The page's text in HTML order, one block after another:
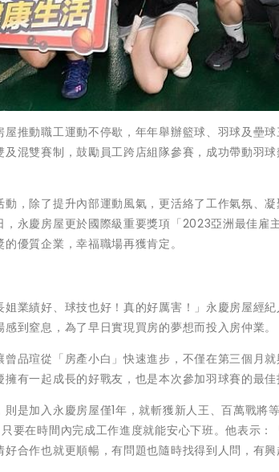
推動職工運動不停歇，年年舉辦籃球、羽球及壘
混雙賽制，鼓勵員工跨店組隊參賽，成功帶動羽
，除了提升內部運動風氣，更活絡了工作氣氛、
永慶房屋更於國際級重要獎項「2023亞洲最佳雇
優質企業，幸福職場再獲肯定。
姐業績好、球技也好！真的好厲害！」永慶房屋經
到窒息，為了早日實現買房的夢想而投入房仲業。
品瑄從「房產小白」快速進步，不僅在第三個月
有一起成長的好戰友，也是本次參加羽球賽的最佳
是加入永慶房屋僅1年，就斬獲新人王、百萬戰將
要在時間內完成工作進度就能安心下班。他表示：
合作也就更順暢，有問題也隨時找得到人問，有興